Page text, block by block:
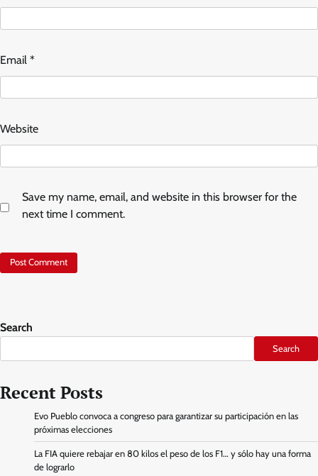
Email *
Website
Save my name, email, and website in this browser for the
next time I comment.
Search
Search
Recent Posts
Evo Pueblo convoca a congreso para garantizar su participación en las
próximas elecciones
La FIA quiere rebajar en 80 kilos el peso de los F1… y sólo hay una forma
de lograrlo